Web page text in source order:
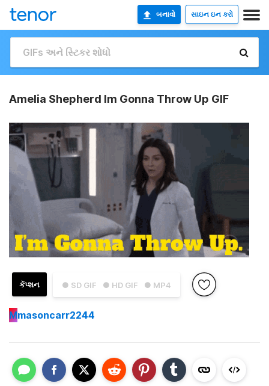
બનાવો સાઇન ઇન કરો
Amelia Shepherd Im Gonna Throw Up GIF
● SD GIF ● HD GIF ● MP4
કૅપ્શન
Mmasoncarr2244